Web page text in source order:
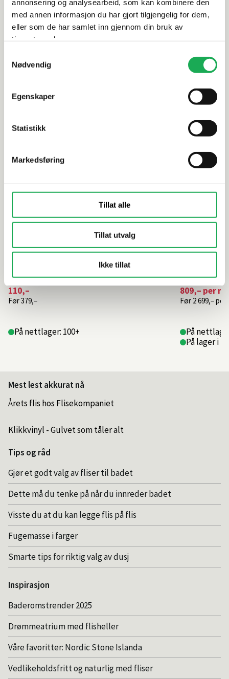
annonsering og analysearbeid, som kan kombinere den
med annen informasjon du har gjort tilgjengelig for dem,
eller som de har samlet inn gjennom din bruk av
tjenestene deres.
Nødvendig
Egenskaper
Statistikk
Markedsføring
Tillat alle
Tillat utvalg
Ikke tillat
Alternative produkter
Neo, Ivory/Cream 5x5 Mosaikkflis
110,–
Før379,–
På nettlager: 100+
Marte,
-70%
809,– per m²
Før 2 699,–per
På
På lager i
Mest lest akkurat nå
Årets flis hos Flisekompaniet
Klikkvinyl - Gulvet som tåler alt
Tips og råd
Gjør et godt valg av fliser til badet
Dette må du tenke på når du innreder badet
Visste du at du kan legge flis på flis
Fugemasse i farger
Smarte tips for riktig valg av dusj
Inspirasjon
Baderomstrender 2025
Drømmeatrium med flisheller
Våre favoritter: Nordic Stone Islanda
Vedlikeholdsfritt og naturlig med fliser